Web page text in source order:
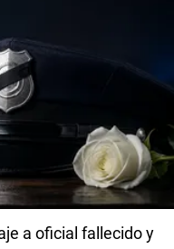
a oficial fallecido y